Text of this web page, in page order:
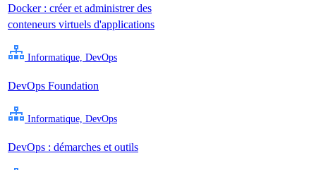
Docker : créer et administrer des
conteneurs virtuels d'applications
Informatique, DevOps
DevOps Foundation
Informatique, DevOps
DevOps : démarches et outils